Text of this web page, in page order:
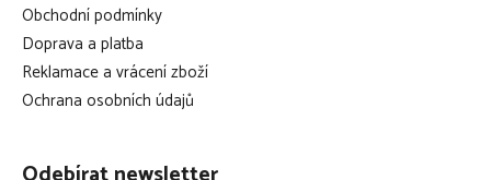
Obchodní podmínky
Doprava a platba
Reklamace a vrácení zboží
Ochrana osobních údajů